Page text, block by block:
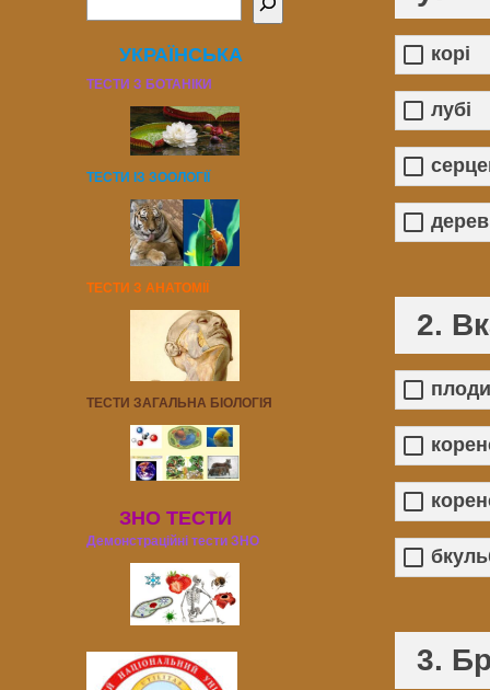
УКРАЇНСЬКА
ТЕСТИ З БОТАНІКИ
ТЕСТИ ІЗ ЗООЛОГІЇ
ТЕСТИ З АНАТОМІЇ
ТЕСТИ ЗАГАЛЬНА БІОЛОГІЯ
ЗНО ТЕСТИ
Демонстраційні тести ЗНО
корі
лубі
2.
плоди
3.